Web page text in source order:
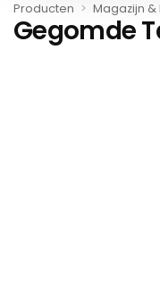
Producten > Magazijn &
Gegomde